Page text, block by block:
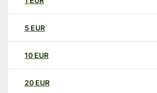
5 EUR
10 EUR
20 EUR